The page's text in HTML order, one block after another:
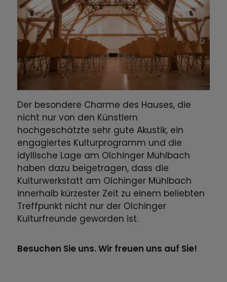
Der besondere Charme des Hauses, die
nicht nur von den Künstlern
hochgeschätzte sehr gute Akustik, ein
engagiertes Kulturprogramm und die
idyllische Lage am Olchinger Mühlbach
haben dazu beigetragen, dass die
Kulturwerkstatt am Olchinger Mühlbach
innerhalb kürzester Zeit zu einem beliebten
Treffpunkt nicht nur der Olchinger
Kulturfreunde geworden ist.
Besuchen Sie uns. Wir freuen uns auf Sie!